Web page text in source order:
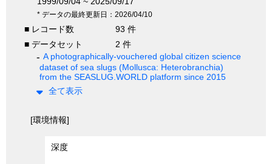
* データの最終更新日：2026/04/10
■ レコード数
93 件
■ データセット
2 件
A photographically-vouchered global citizen science
dataset of sea slugs (Mollusca: Heterobranchia)
from the SEASLUG.WORLD platform since 2015
全て表示
[環境情報]
深度